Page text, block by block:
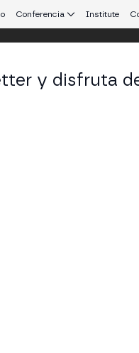
Conferencia Institute
y disfruta